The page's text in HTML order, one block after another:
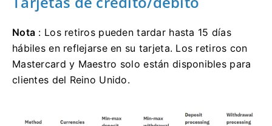
Nota : Los retiros pueden tardar hasta 15 días
hábiles en reflejarse en su tarjeta. Los retiros con
Mastercard y Maestro solo están disponibles para
clientes del Reino Unido.